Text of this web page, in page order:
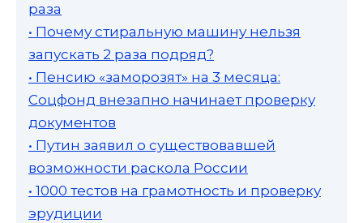
раза
• Почему стиральную машину нельзя
запускать 2 раза подряд?
• Пенсию «заморозят» на 3 месяца:
Соцфонд внезапно начинает проверку
документов
• Путин заявил о существовавшей
возможности раскола России
• 1000 тестов на грамотность и проверку
эрудиции